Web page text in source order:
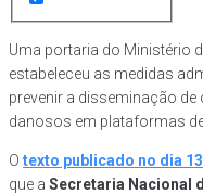
Uma portaria do Ministério
estabeleceu as medidas
prevenir a disseminação
danosos em plataformas
O texto publicado no dia 13
que a Secretaria Nacional